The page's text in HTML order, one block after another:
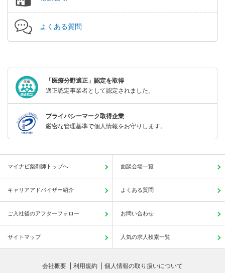
よくある質問
「医療分野適正」認定を取得
適正認定事業者として認定されました。
プライバシーマーク取得企業
厳密な管理基準で個人情報をお守りします。
マイナビ薬剤師トップへ 面談会場一覧
キャリアアドバイザー紹介 よくある質問
ご入社後のアフターフォロー お問い合わせ
サイトマップ 人気の求人検索一覧
会社概要 利用規約 個人情報の取り扱いについて